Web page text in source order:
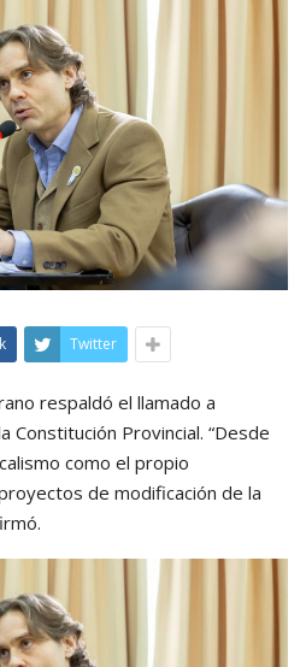
Twitter
respaldó el llamado a
Constitución Provincial. “Desde
como el propio
de modificación de la